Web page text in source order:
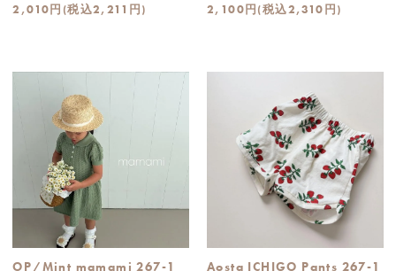
2,010円(税込2,211円) 2,100円(税込2,310円)
OP/Mint mamami 267-1
Aosta ICHIGO Pants 267-1